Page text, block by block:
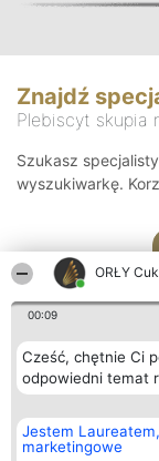
ORŁY
00:09
Cześć, chętnie Ci
odpowiedni temat
Jestem
marketingowe
Znajdź
Plebiscyt skupia
Szukasz
wyszukiwarkę.
Organizator
Bright Side Solutions sp. z
o. sp. k.